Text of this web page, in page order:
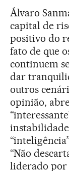
Álvaro
capital de
positivo do
fato de que
continuem
dar
outros
opinião,
“Não
liderado por